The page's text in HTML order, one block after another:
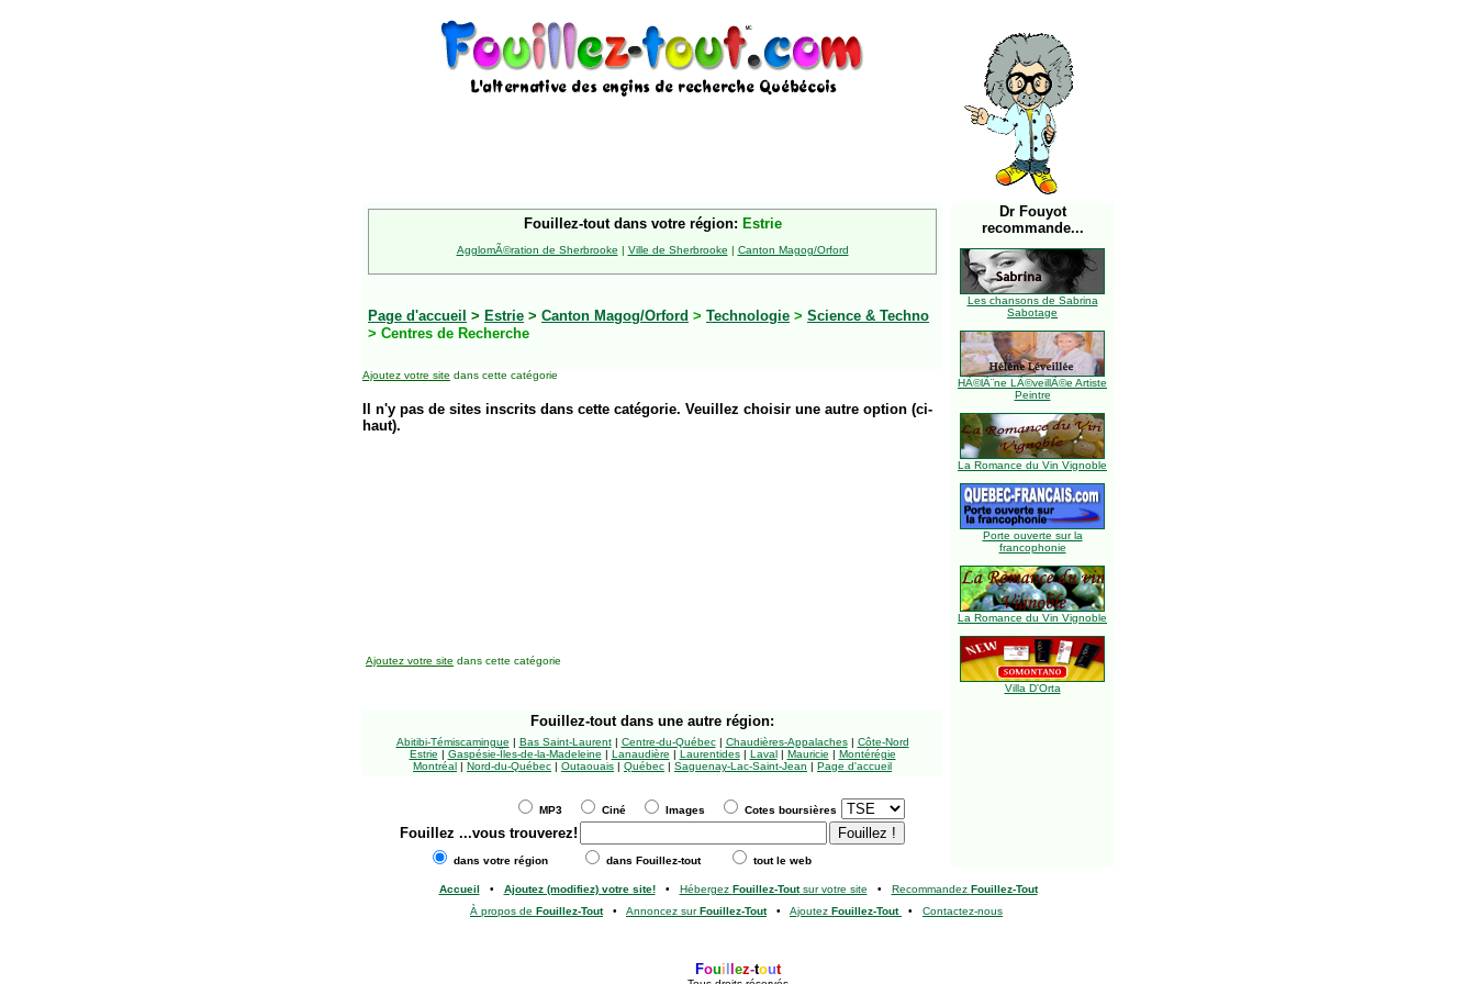
Fouillez-tout dans votre région: Estrie
AgglomÃ©ration de Sherbrooke | Ville de Sherbrooke | Canton Magog/Orford
Page d'accueil > Estrie > Canton Magog/Orford > Technologie > Science & Techno
> Centres de Recherche
Ajoutez votre site dans cette catégorie
Il n'y pas de sites inscrits dans cette catégorie. Veuillez choisir une autre option (ci-
haut).
Dr Fouyot
recommande...
Les chansons de Sabrina
Sabotage
HÃ©lÃ¨ne LÃ©veillÃ©e Artiste
Peintre
La Romance du Vin Vignoble
Porte ouverte sur la
francophonie
La Romance du Vin Vignoble
Villa D'Orta
Ajoutez votre site dans cette catégorie
Fouillez-tout dans une autre région:
Abitibi-Témiscamingue | Bas Saint-Laurent| Centre-du-Québec| Chaudières-Appalaches| Côte-Nord
Estrie | Gaspésie-Îles-de-la-Madeleine | Lanaudière | Laurentides| Laval| Mauricie | Montérégie
Montréal | Nord-du-Québec | Outaouais | Québec | Saguenay-Lac-Saint-Jean | Page d'accueil
MP3 Ciné Images Cotes boursières
Fouillez ...vous trouverez!
dans votre région dans Fouillez-tout tout le web
Accueil • Ajoutez (modifiez) votre site!• Hébergez Fouillez-Toutsur votre site • Recommandez Fouillez-Tout
À propos de Fouillez-Tout• Annoncez surFouillez-Tout• Ajoutez Fouillez-Tout • Contactez-nous
Foui ez-tout